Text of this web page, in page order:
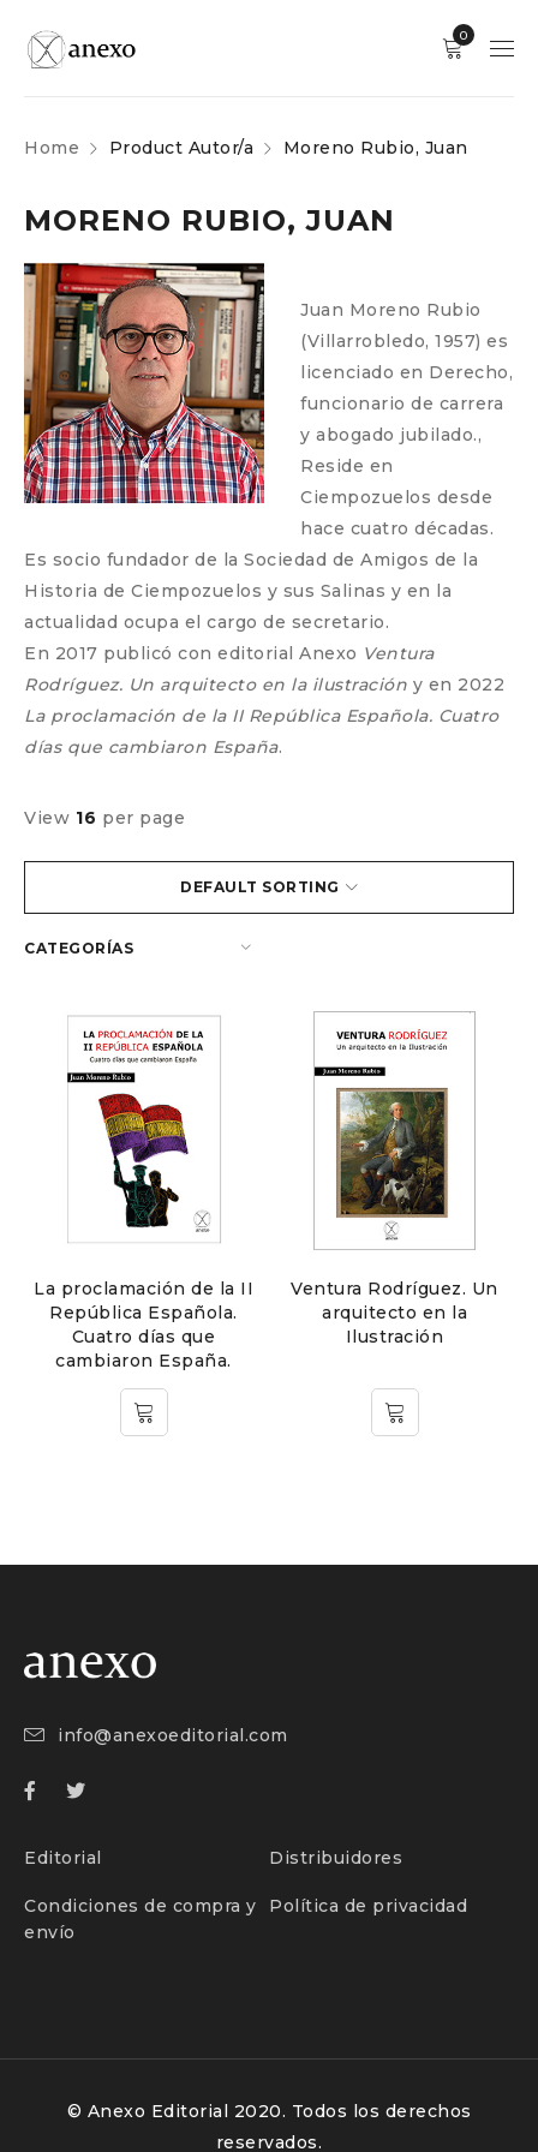
0
Home Product Autor/a Moreno Rubio, Juan
MORENO RUBIO, JUAN
Juan Moreno Rubio
(Villarrobledo, 1957) es
licenciado en Derecho,
funcionario de carrera
y abogado jubilado.,
Reside en
Ciempozuelos desde
hace cuatro décadas.
Es socio fundador de la Sociedad de Amigos de la
Historia de Ciempozuelos y sus Salinas y en la
actualidad ocupa el cargo de secretario.
En 2017 publicó con editorial Anexo Ventura
Rodríguez. Un arquitecto en la ilustración y en 2022
La proclamación de la II República Española. Cuatro
días que cambiaron España.
DEFAULT SORTING
View 16 per page
CATEGORÍAS
La proclamación de la II
República Española.
Cuatro días que
cambiaron España.
Ventura Rodríguez. Un
arquitecto en la
Ilustración
info@anexoeditorial.com
Editorial Distribuidores
Condiciones de compra y
envío
Política de privacidad
© Anexo Editorial 2020. Todos los derechos
reservados.